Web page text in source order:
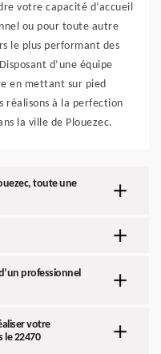
votre capacité d’accueil
ou pour toute autre
le plus performant des
d’une équipe
en mettant sur pied
réalisons à la perfection
la ville de Plouezec.
toute une
professionnel
votre
le 22470